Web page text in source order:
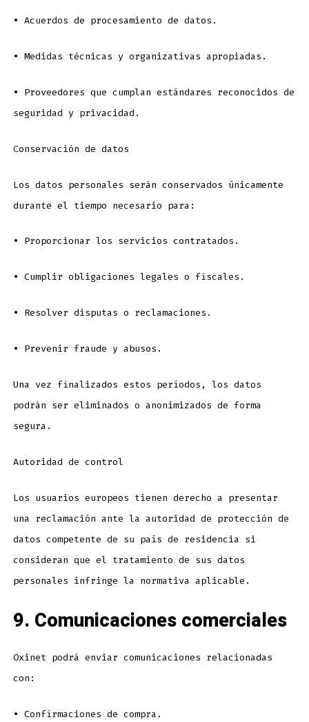
• Acuerdos de procesamiento de datos.
• Medidas técnicas y organizativas apropiadas.
• Proveedores que cumplan estándares reconocidos de
seguridad y privacidad.
Conservación de datos
Los datos personales serán conservados únicamente
durante el tiempo necesario para:
• Proporcionar los servicios contratados.
• Cumplir obligaciones legales o fiscales.
• Resolver disputas o reclamaciones.
• Prevenir fraude y abusos.
Una vez finalizados estos períodos, los datos
podrán ser eliminados o anonimizados de forma
segura.
Autoridad de control
Los usuarios europeos tienen derecho a presentar
una reclamación ante la autoridad de protección de
datos competente de su país de residencia si
consideran que el tratamiento de sus datos
personales infringe la normativa aplicable.
9. Comunicaciones comerciales
Oxinet podrá enviar comunicaciones relacionadas
con:
• Confirmaciones de compra.